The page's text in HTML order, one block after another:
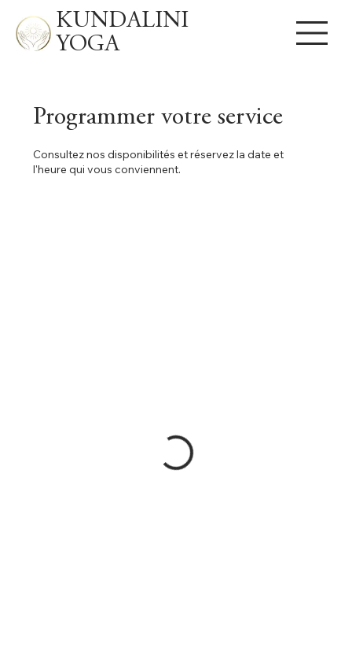
KUNDALINI
YOGA
Programmer votre service
Consultez nos disponibilités et réservez la date et
l'heure qui vous conviennent.